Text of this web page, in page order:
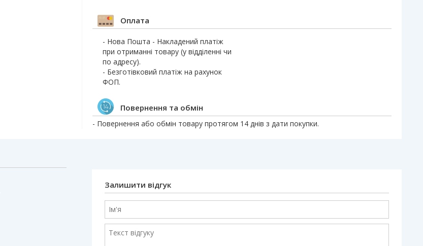
Оплата
- Нова Пошта - Накладений платіж
при отриманні товару (у відділенні чи
по адресу).
- Безготівковий платіж на рахунок
ФОП.
Повернення та обмін
- Повернення або обмін товару протягом 14 днів з дати покупки.
Залишити відгук